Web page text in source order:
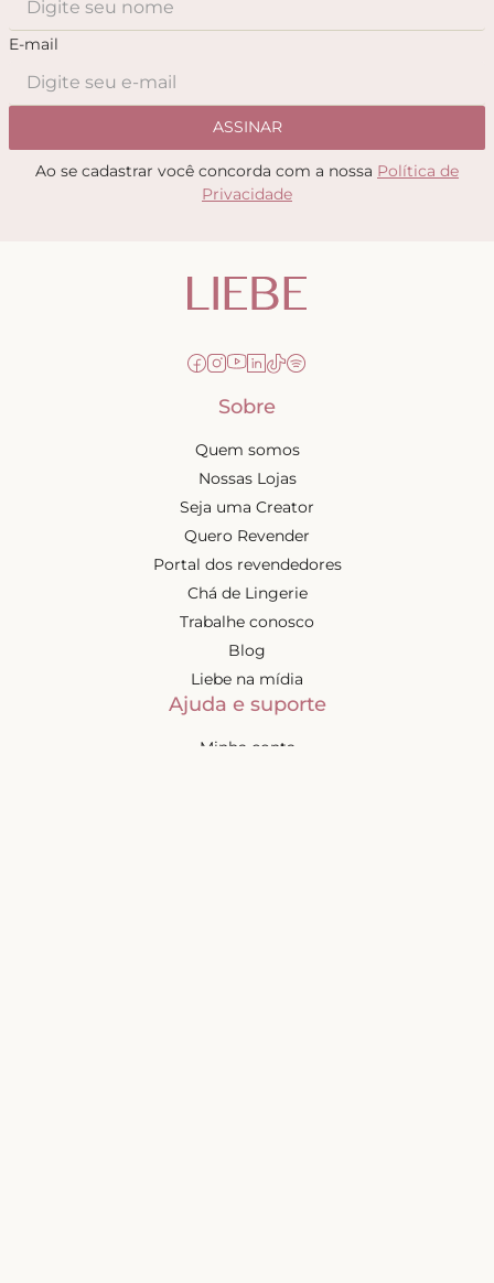
E-mail
ASSINAR
Ao se cadastrar você concorda com a nossa Política de
Privacidade
Sobre
Quem somos
Nossas Lojas
Seja uma Creator
Quero Revender
Portal dos revendedores
Chá de Lingerie
Trabalhe conosco
Blog
Liebe na mídia
Ajuda e suporte
Minha conta